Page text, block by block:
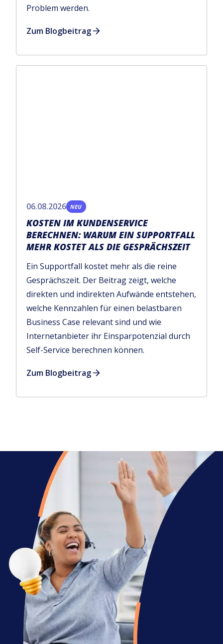
Problem werden.
Zum Blogbeitrag
06.08.2026 NEU
KOSTEN IM KUNDENSERVICE
BERECHNEN: WARUM EIN SUPPORTFALL
MEHR KOSTET ALS DIE GESPRÄCHSZEIT
Ein Supportfall kostet mehr als die reine
Gesprächszeit. Der Beitrag zeigt, welche
direkten und indirekten Aufwände entstehen,
welche Kennzahlen für einen belastbaren
Business Case relevant sind und wie
Internetanbieter ihr Einsparpotenzial durch
Self-Service berechnen können.
Zum Blogbeitrag